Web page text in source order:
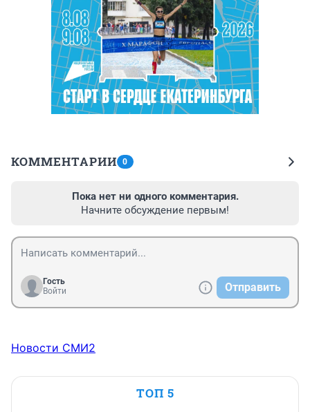
КОММЕНТАРИИ 0
Пока нет ни одного комментария.
Начните обсуждение первым!
Гость
Войти
Отправить
Новости СМИ2
ТОП 5